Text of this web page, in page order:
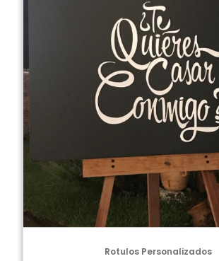
Rotulos Personalizados